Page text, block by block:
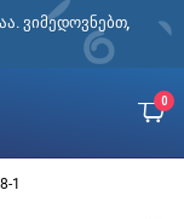
ვიმედოვნებთ,
0
1